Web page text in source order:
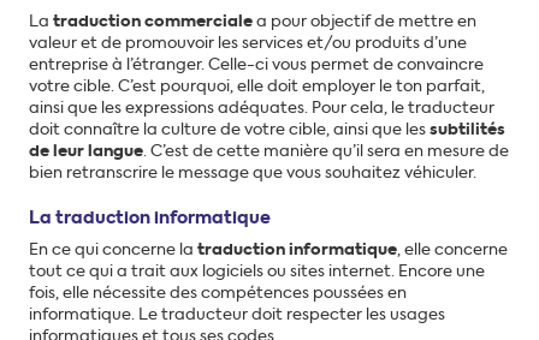
La traduction commerciale a pour objectif de mettre en
valeur et de promouvoir les services et/ou produits d’une
entreprise à l’étranger. Celle-ci vous permet de convaincre
votre cible. C’est pourquoi, elle doit employer le ton parfait,
ainsi que les expressions adéquates. Pour cela, le traducteur
doit connaître la culture de votre cible, ainsi que les subtilités
de leur langue. C’est de cette manière qu’il sera en mesure de
bien retranscrire le message que vous souhaitez véhiculer.
La traduction informatique
En ce qui concerne la traduction informatique, elle concerne
tout ce qui a trait aux logiciels ou sites internet. Encore une
fois, elle nécessite des compétences poussées en
informatique. Le traducteur doit respecter les usages